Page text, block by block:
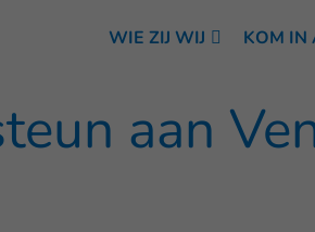
WIE ZIJ WIJ
KOM IN
aan